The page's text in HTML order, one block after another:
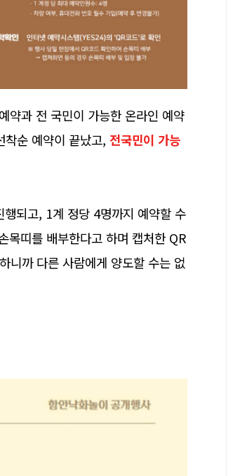
약과 전 국민이 가능한 온라인 예약
순 예약이 끝났고, 전국민이 가능
되고, 1계 정당 4명까지 예약할 수
목띠를 배부한다고 하며 캡처한 QR
니까 다른 사람에게 양도할 수는 없